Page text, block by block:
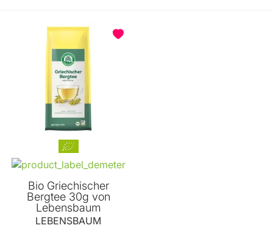
Bio Griechischer
Bergtee 30g von
Lebensbaum
LEBENSBAUM